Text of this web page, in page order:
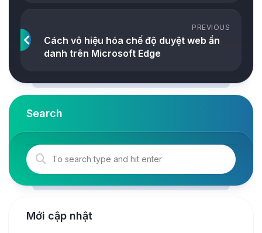
PREVIOUS
Cách vô hiệu hóa chế độ duyệt web ẩn
danh trên Microsoft Edge
Search
Mới cập nhật